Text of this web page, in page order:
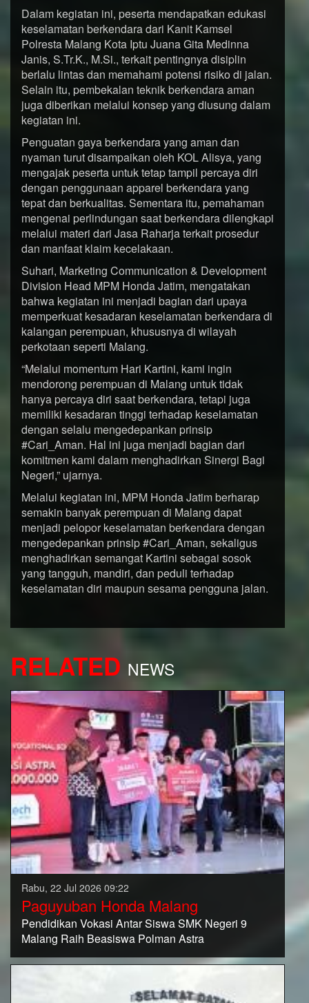
Dalam kegiatan ini, peserta mendapatkan edukasi
keselamatan berkendara dari Kanit Kamsel
Polresta Malang Kota Iptu Juana Gita Medinna
Janis, S.Tr.K., M.Si., terkait pentingnya disiplin
berlalu lintas dan memahami potensi risiko di jalan.
Selain itu, pembekalan teknik berkendara aman
juga diberikan melalui konsep yang diusung dalam
kegiatan ini.
Penguatan gaya berkendara yang aman dan
nyaman turut disampaikan oleh KOL Alisya, yang
mengajak peserta untuk tetap tampil percaya diri
dengan penggunaan apparel berkendara yang
tepat dan berkualitas. Sementara itu, pemahaman
mengenai perlindungan saat berkendara dilengkapi
melalui materi dari Jasa Raharja terkait prosedur
dan manfaat klaim kecelakaan.
Suhari, Marketing Communication & Development
Division Head MPM Honda Jatim, mengatakan
bahwa kegiatan ini menjadi bagian dari upaya
memperkuat kesadaran keselamatan berkendara di
kalangan perempuan, khususnya di wilayah
perkotaan seperti Malang.
“Melalui momentum Hari Kartini, kami ingin
mendorong perempuan di Malang untuk tidak
hanya percaya diri saat berkendara, tetapi juga
memiliki kesadaran tinggi terhadap keselamatan
dengan selalu mengedepankan prinsip
#Cari_Aman. Hal ini juga menjadi bagian dari
komitmen kami dalam menghadirkan Sinergi Bagi
Negeri,” ujarnya.
Melalui kegiatan ini, MPM Honda Jatim berharap
semakin banyak perempuan di Malang dapat
menjadi pelopor keselamatan berkendara dengan
mengedepankan prinsip #Cari_Aman, sekaligus
menghadirkan semangat Kartini sebagai sosok
yang tangguh, mandiri, dan peduli terhadap
keselamatan diri maupun sesama pengguna jalan.
RELATED NEWS
Rabu, 22 Jul 2026 09:22
Paguyuban Honda Malang
Pendidikan Vokasi Antar Siswa SMK Negeri 9
Malang Raih Beasiswa Polman Astra